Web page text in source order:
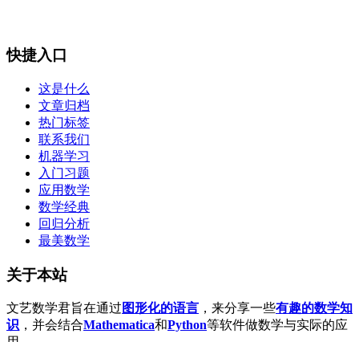
快捷入口
这是什么
文章归档
热门标签
联系我们
机器学习
入门习题
应用数学
数学经典
回归分析
最美数学
关于本站
文艺数学君旨在通过 图形化的语言 ，来分享一些有趣的数学知
识 ，并会结合Mathematica和Python等软件做数学与实际的应